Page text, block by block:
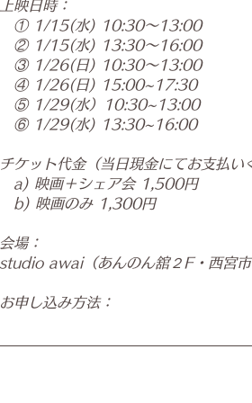
上映日時：
① 1/15(水) 10:30〜13:00
② 1/15(水) 13:30〜16:00
③ 1/26(日) 10:30〜13:00
④ 1/26(日) 15:00~17:30
⑤ 1/29(水）10:30~13:00
⑥ 1/29(水) 13:30~16:00
チケット代金（当日現金にてお支払い
a) 映画＋シェア会 1,500円
b) 映画のみ 1,300円
会場：
studio awai（あんのん舘２F・西宮
お申し込み方法：